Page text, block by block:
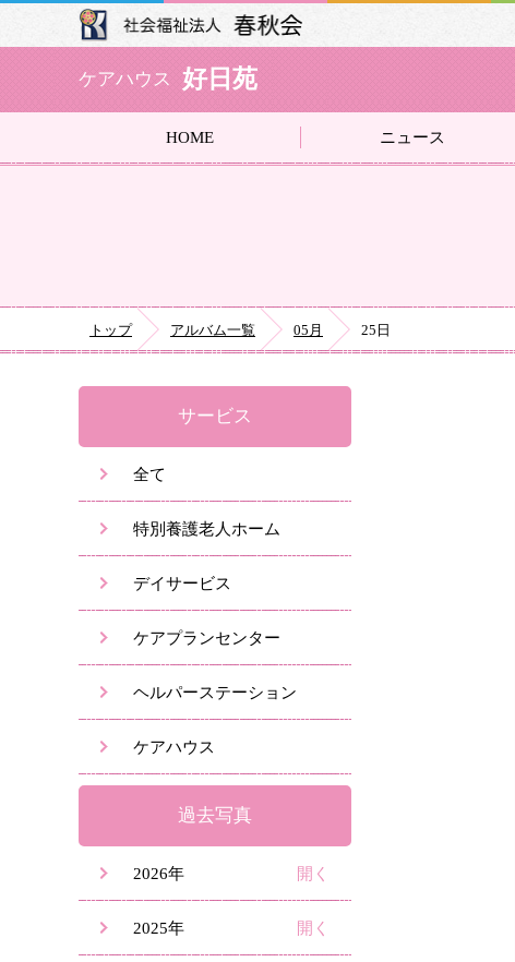
ケアハウス 好日苑
HOME ニュース
トップ アルバム一覧 05月 25日
サービス
全て
特別養護老人ホーム
デイサービス
ケアプランセンター
ヘルパーステーション
ケアハウス
過去写真
2026年
2025年